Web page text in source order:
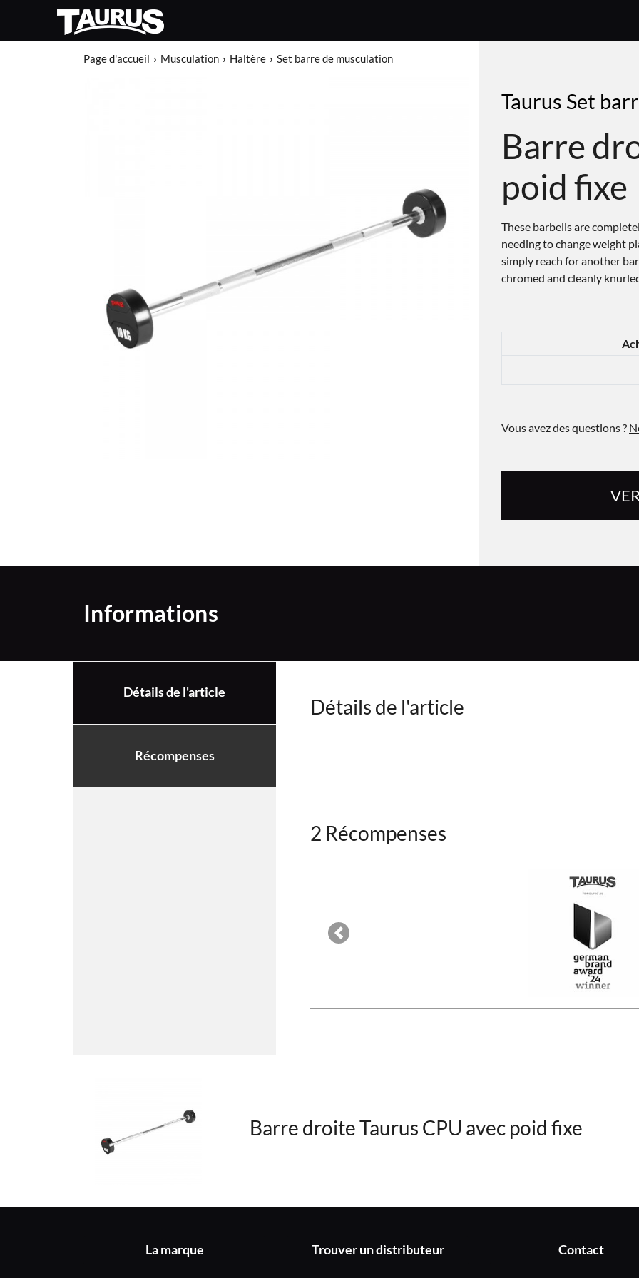
Page d'accueil Musculation Haltère Set barre de musculation
Taurus Set
Barre
poid fixe
These barbells are
needing to change weight
simply reach for another
chromed and cleanly
Vous avez des questions ?
Informations
Détails de l'article
Récompenses
Détails de l'article
2 Récompenses
Previous
Barre droite Taurus CPU avec poid fixe
La marque Trouver un distributeur Contact